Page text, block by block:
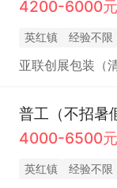
4200-6000
英红镇 经验不限
亚联创展包装（
普工（不招暑
4000-6500
英红镇 经验不限